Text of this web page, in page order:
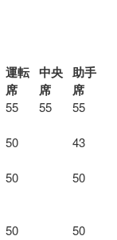
運転
席
中央
席
助手
席
55 55 55
50 43
50 50
50 50